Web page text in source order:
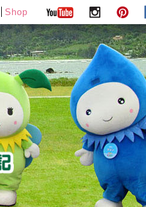
Shop